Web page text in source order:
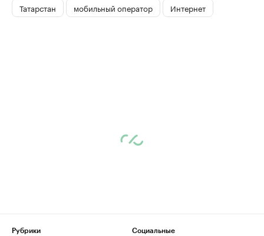
Татарстан мобильный оператор Интернет
Рубрики
Социальные